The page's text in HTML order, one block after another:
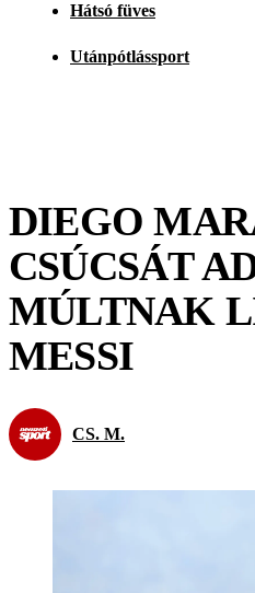
Hátsó füves
Utánpótlássport
DIEGO
CSÚCSÁT
MÚLTNAK
MESSI
CS. M.